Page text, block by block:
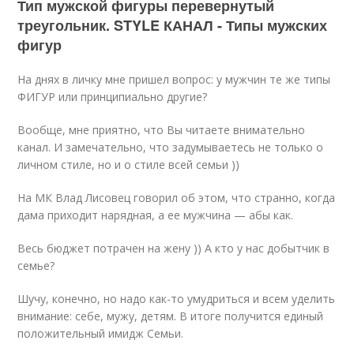
Тип мужской фигуры перевернутый
треугольник. STYLE КАНАЛ - Типы мужских
фигур
На днях в личку мне пришел вопрос: у мужчин те же типы
ФИГУР или принципиально другие?
Вообще, мне приятно, что Вы читаете внимательно
канал. И замечательно, что задумываетесь не только о
личном стиле, но и о стиле всей семьи ))
На МК Влад Лисовец говорил об этом, что странно, когда
дама приходит нарядная, а ее мужчина — абы как.
Весь бюджет потрачен на жену )) А кто у нас добытчик в
семье?
Шучу, конечно, но надо как-то умудриться и всем уделить
внимание: себе, мужу, детям. В итоге получится единый
положительный имидж Семьи.